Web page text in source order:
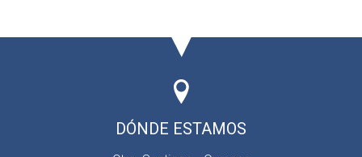
DÓNDE ESTAMOS